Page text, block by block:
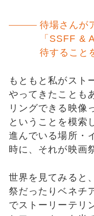
待場さんが
「SSFF &
待すること
もともと私がスト
やってきたことも
リングできる映像
ということを模索
進んでいる場所・
時に、それが映画
世界を見てみると
祭だったりベネチ
でストーリーテリ